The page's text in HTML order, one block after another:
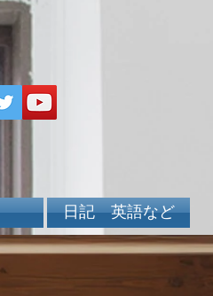
日記 英語など